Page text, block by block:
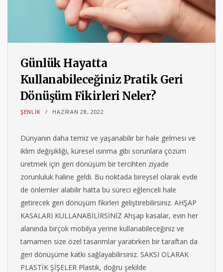
Günlük Hayatta
Kullanabileceğiniz Pratik Geri
Dönüşüm Fikirleri Neler?
ŞENLIK HAZIRAN 28, 2022
Dünyanın daha temiz ve yaşanabilir bir hale gelmesi ve
iklim değişikliği, küresel ısınma gibi sorunlara çözüm
üretmek için geri dönüşüm bir tercihten ziyade
zorunluluk haline geldi. Bu noktada bireysel olarak evde
de önlemler alabilir hatta bu süreci eğlenceli hale
getirecek geri dönüşüm fikirleri geliştirebilirsiniz. AHŞAP
KASALARI KULLANABİLİRSİNİZ Ahşap kasalar, evin her
alanında birçok mobilya yerine kullanabileceğiniz ve
tamamen size özel tasarımlar yaratırken bir taraftan da
geri dönüşüme katkı sağlayabilirsiniz. SAKSI OLARAK
PLASTİK ŞİŞELER Plastik, doğru şekilde